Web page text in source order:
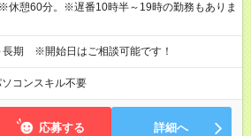
憩60分。※遅番10時半～19時の勤務もありま
長期 ※開始日はご相談可能です！
コンスキル不要
応募する 詳細へ